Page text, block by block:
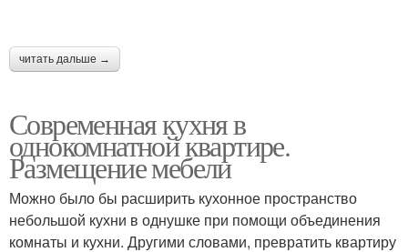
читать дальше →
Современная кухня в
однокомнатной квартире.
Размещение мебели
Можно было бы расширить кухонное пространство
небольшой кухни в однушке при помощи объединения
комнаты и кухни. Другими словами, превратить квартиру